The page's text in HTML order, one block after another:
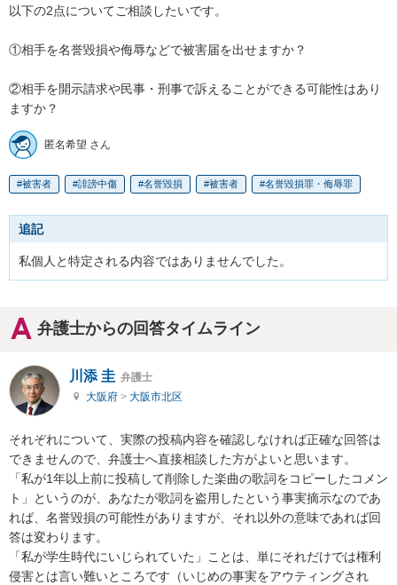
以下の2点についてご相談したいです。
①相手を名誉毀損や侮辱などで被害届を出せますか？
②相手を開示請求や民事・刑事で訴えることができる可能性はあり
ますか？
匿名希望 さん
被害者 誹謗中傷 名誉毀損 被害者 名誉毀損罪・侮辱罪
追記
弁護士からの回答タイムライン
川添 圭 弁護士
大阪府 > 大阪市北区
それぞれについて、実際の投稿内容を確認しなければ正確な回答は
できませんので、弁護士へ直接相談した方がよいと思います。
「私が1年以上前に投稿して削除した楽曲の歌詞をコピーしたコメン
ト」というのが、あなたが歌詞を盗用したという事実摘示なのであ
れば、名誉毀損の可能性がありますが、それ以外の意味であれば回
答は変わります。
「私が学生時代にいじられていた」ことは、単にそれだけでは権利
侵害とは言い難いところです（いじめの事実をアウティングされ